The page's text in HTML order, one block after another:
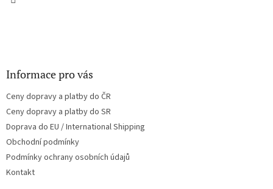
Informace pro vás
Ceny dopravy a platby do ČR
Ceny dopravy a platby do SR
Doprava do EU / International Shipping
Obchodní podmínky
Podmínky ochrany osobních údajů
Kontakt